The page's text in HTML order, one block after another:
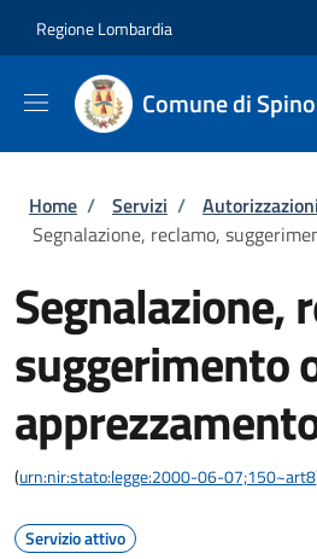
Regione Lombardia
Comune di
Briciole di pane
Home / Servizi / Autorizzazioni
Segnalazione, reclamo,
Segnalazione,
suggerimento
(urn:nir:stato:legge:2000-06-07;150~art8
Servizio attivo